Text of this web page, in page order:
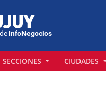
InfoNegocios
SECCIONES CIUDADES